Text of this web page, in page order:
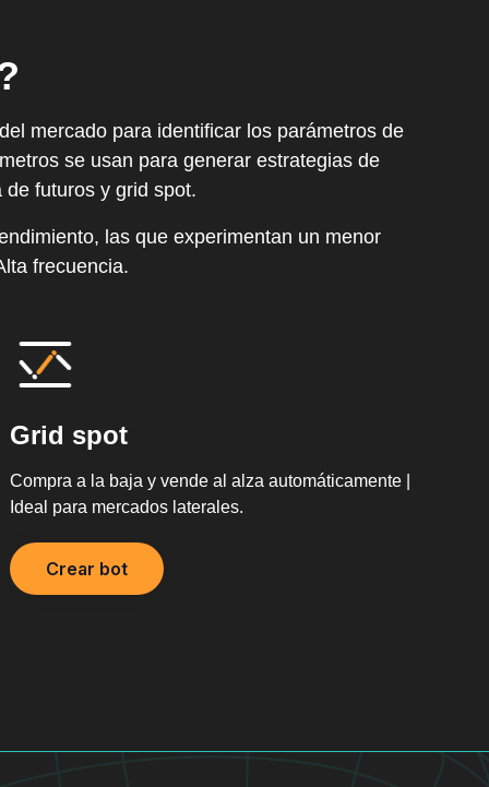
mercado para identificar los parámetros de
se usan para generar estrategias de
futuros y grid spot.
las que experimentan un menor
frecuencia.
Grid spot
Compra a la baja y vende al alza automáticamente |
Ideal para mercados laterales.
Crear bot